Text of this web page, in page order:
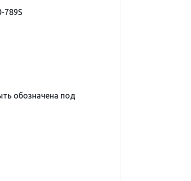
789S
обозначена под